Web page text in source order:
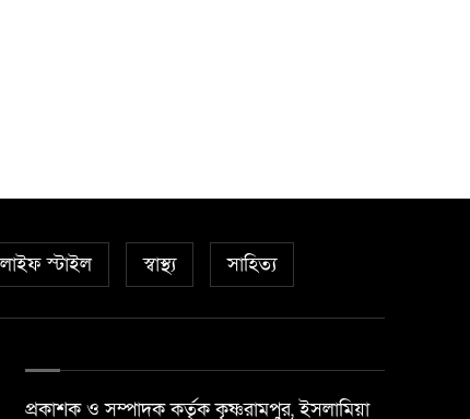
লাইফ স্টাইল স্বাস্থ্য সাহিত্য
প্রকাশক ও সম্পাদক কর্তৃক কৃষ্ণরামপুর, ইসলামিয়া